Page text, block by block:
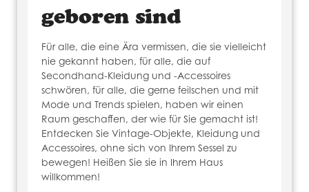
geboren sind
Für alle, die eine Ära vermissen, die sie vielleicht
nie gekannt haben, für alle, die auf
Secondhand-Kleidung und -Accessoires
schwören, für alle, die gerne feilschen und mit
Mode und Trends spielen, haben wir einen
Raum geschaffen, der wie für Sie gemacht ist!
Entdecken Sie Vintage-Objekte, Kleidung und
Accessoires, ohne sich von Ihrem Sessel zu
bewegen! Heißen Sie sie in Ihrem Haus
willkommen!